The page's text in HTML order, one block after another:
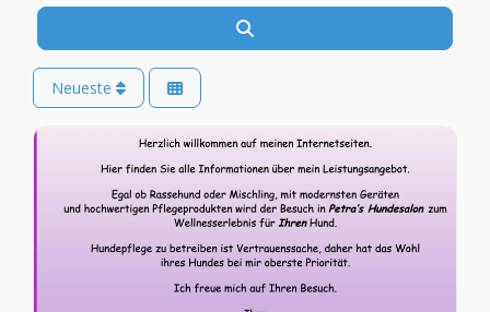
Neueste